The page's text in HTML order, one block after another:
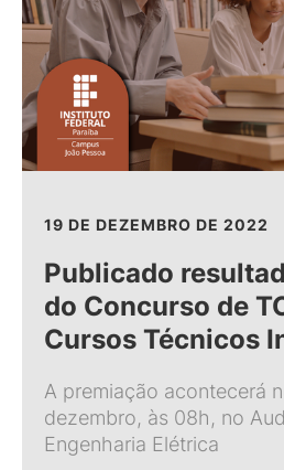
19 DE DEZEMBRO DE 2022
Publicado
do Concurso de
Cursos Técnicos
A premiação acontecerá
dezembro, às 08h, no
Engenharia Elétrica